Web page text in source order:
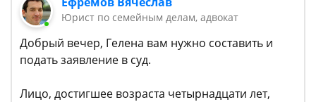
Юрист по семейным делам, адвокат
Добрый вечер, Гелена вам нужно составить и
подать заявление в суд.
Лицо, достигшее возраста четырнадцати лет,